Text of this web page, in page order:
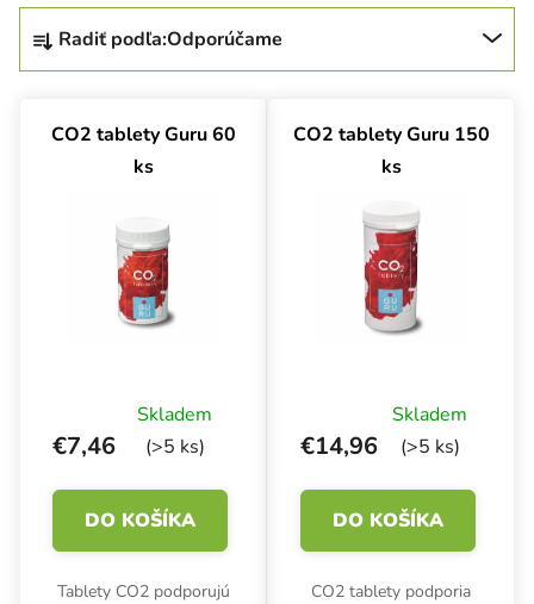
Radenie produktov
Radiť podľa:Odporúčame
CO2 tablety Guru 60
ks
Skladem
(>5 ks)
€7,46
DO KOŠÍKA
Tablety CO2 podporujú
CO2 tablety Guru 150
ks
Skladem
(>5 ks)
€14,96
DO KOŠÍKA
CO2 tablety podporia